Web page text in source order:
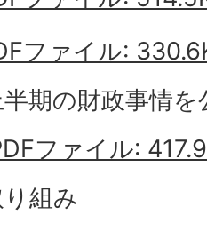
ファイル:
期の財政事情
ファイル:
組み